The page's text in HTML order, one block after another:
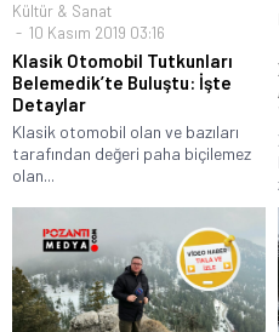
Kültür & Sanat
10 Kasım 2019 03:16
Klasik Otomobil Tutkunları
Belemedik’te Buluştu: İşte
Detaylar
Klasik otomobil olan ve bazıları
tarafından değeri paha biçilemez
olan...